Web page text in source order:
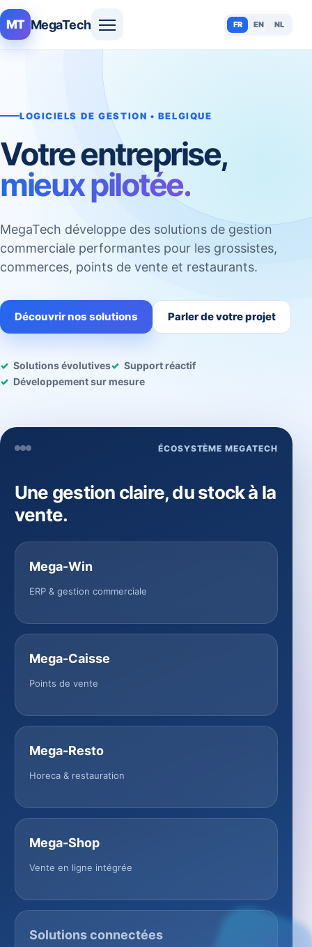
MT MegaTech FR EN NL
LOGICIELS DE GESTION • BELGIQUE
Votre entreprise,
mieux pilotée.
MegaTech développe des solutions de gestion
commerciale performantes pour les grossistes,
commerces, points de vente et restaurants.
Découvrir nos solutions Parler de votre projet
Solutions évolutives
Support réactif
Développement sur mesure
ÉCOSYSTÈME MEGATECH
Une gestion claire, du stock à la
vente.
Mega-Win
ERP & gestion commerciale
Mega-Caisse
Points de vente
Mega-Resto
Horeca & restauration
Mega-Shop
Vente en ligne intégrée
Solutions connectées